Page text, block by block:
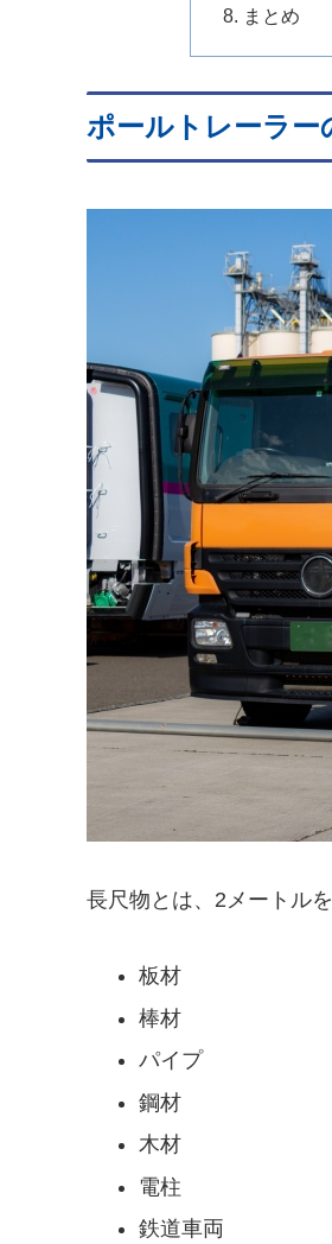
まとめ
ポールトレーラー
長尺物とは、2メートル
板材
棒材
パイプ
鋼材
木材
電柱
鉄道車両